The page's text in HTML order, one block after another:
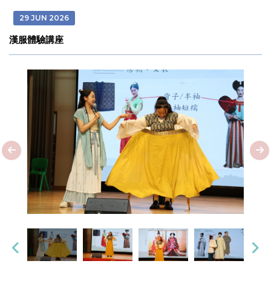
29 JUN 2026
漢服體驗講座